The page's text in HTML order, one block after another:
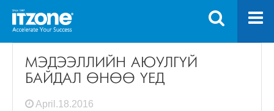
МЭДЭЭЛЛИЙН АЮУЛГҮЙ
БАЙДАЛ ӨНӨӨ ҮЕД
April.18.2016